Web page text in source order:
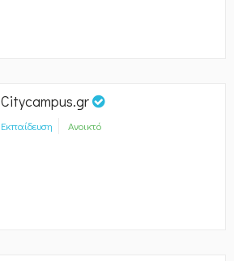
Citycampus.gr
Εκπαίδευση Ανοικτό